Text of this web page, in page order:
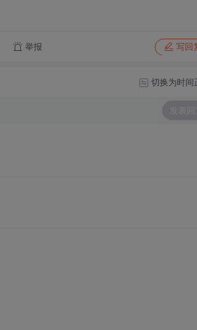
举报 写回
切换为时间
发表回